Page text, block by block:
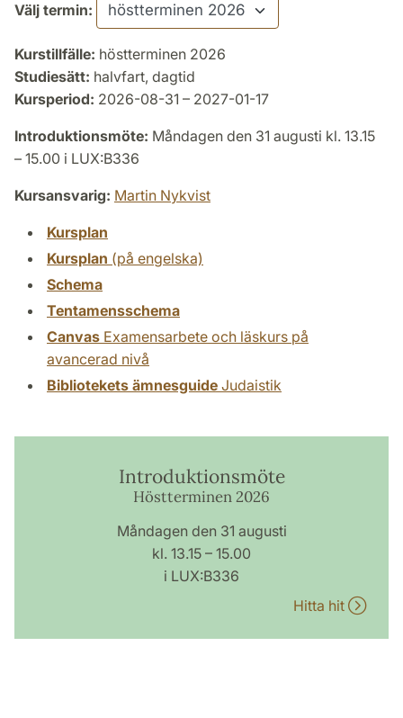
Välj termin:
Kurstillfälle: höstterminen 2026
Studiesätt: halvfart, dagtid
Kursperiod: 2026-08-31 – 2027-01-17
Introduktionsmöte: Måndagen den 31 augusti kl. 13.15
– 15.00 i LUX:B336
Kursansvarig: Martin Nykvist
Kursplan
Kursplan (på engelska)
Schema
Tentamensschema
Canvas Examensarbete och läskurs på
avancerad nivå
Bibliotekets ämnesguide Judaistik
Introduktionsmöte
Höstterminen 2026
Måndagen den 31 augusti
kl. 13.15 – 15.00
i LUX:B336
Hitta hit